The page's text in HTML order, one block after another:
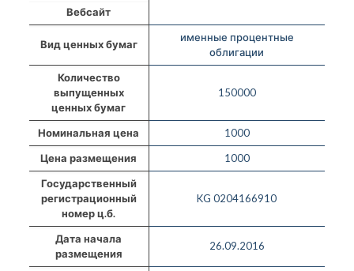
Вебсайт
Вид ценных бумаг
именные процентные
облигации
Количество
выпущенных
ценных бумаг
150000
Номинальная цена
1000
Цена размещения
1000
Государственный
регистрационный
номер ц.б.
KG 0204166910
Дата начала
размещения
26.09.2016